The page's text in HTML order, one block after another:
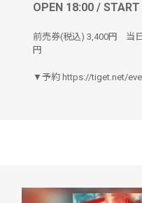
OPEN 18:00 /
前売券(税込) 3,400円 当
円
▼予約 https://tiget.net/